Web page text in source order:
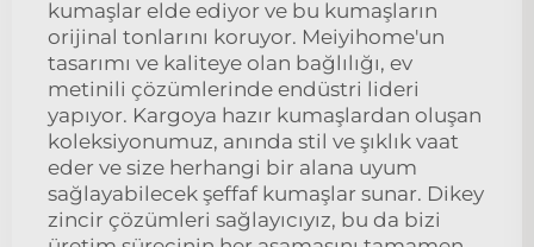
kumaşlar elde ediyor ve bu kumaşların
orijinal tonlarını koruyor. Meiyihome'un
tasarımı ve kaliteye olan bağlılığı, ev
metinili çözümlerinde endüstri lideri
yapıyor. Kargoya hazır kumaşlardan oluşan
koleksiyonumuz, anında stil ve şıklık vaat
eder ve size herhangi bir alana uyum
sağlayabilecek şeffaf kumaşlar sunar. Dikey
zincir çözümleri sağlayıcıyız, bu da bizi